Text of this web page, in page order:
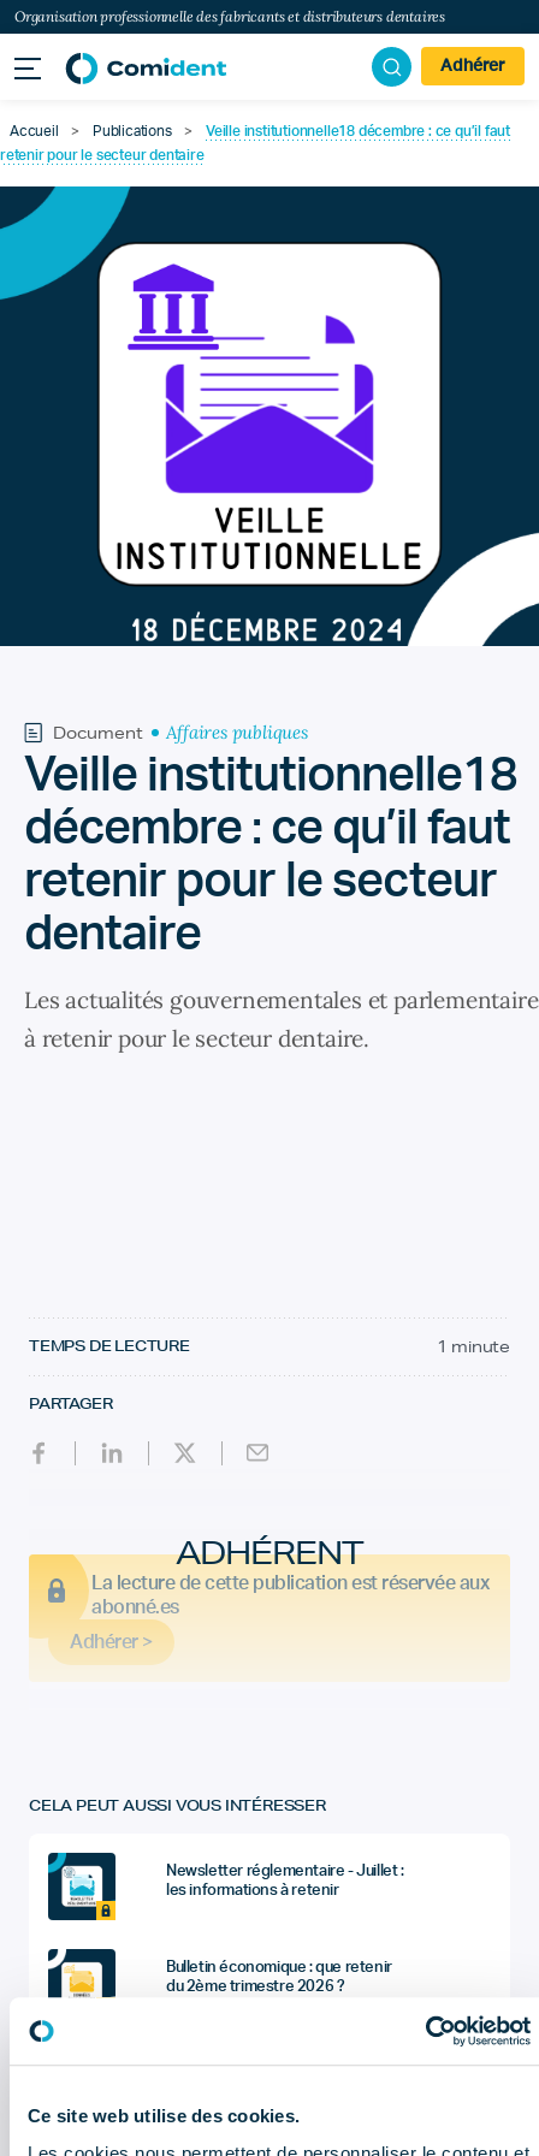
Ce site web utilise des cookies.
Organisation professionnelle des fabricants et distributeurs dentaires
Adhérer
Accueil > Publications >
Veille institutionnelle18 décembre : ce qu’il faut
retenir pour le secteur dentaire
Document Affaires publiques
Veille institutionnelle18
décembre : ce qu’il faut
retenir pour le secteur
dentaire
Les actualités gouvernementales et
à retenir pour le secteur dentaire.
TEMPS DE LECTURE 1 minute
PARTAGER
ADHÉRENT
La lecture de cette publication est réservée aux
abonné.es
Adhérer >
CELA PEUT AUSSI VOUS INTÉRESSER
Newsletter réglementaire - Juillet :
les informations à retenir
Bulletin économique : que retenir
du 2ème trimestre 2026 ?
2025) ?